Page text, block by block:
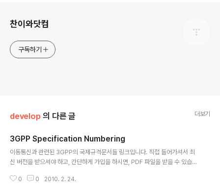
찬이와닷컴
구독하기
develop 의 다른 글 더보기
3GPP Specification Numbering
이동통신과 관련된 3GPP의 국제규격문서들 링크입니다. 직접 들어가셔서 최
신 버전을 받으셔야 하고, 간단하게 가입을 하시면, PDF 파일을 받을 수 있습니
ct of specification series 3G & beyond / GSM (R99 and later) GS
0 0 2010. 2. 24.